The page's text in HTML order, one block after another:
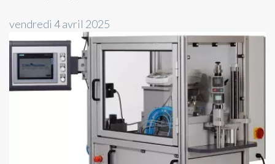
vendredi 4 avril 2025